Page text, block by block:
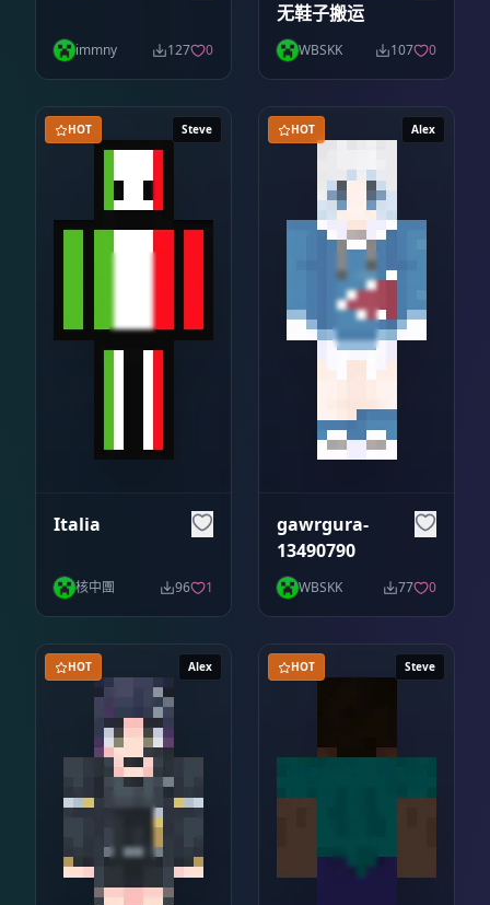
immny 127 0
无鞋子搬运
WBSKK 107 0
Steve
HOT
Italia
核中團 96 1
Alex
HOT
gawrgura-
13490790
WBSKK 77 0
Alex
HOT Steve
HOT